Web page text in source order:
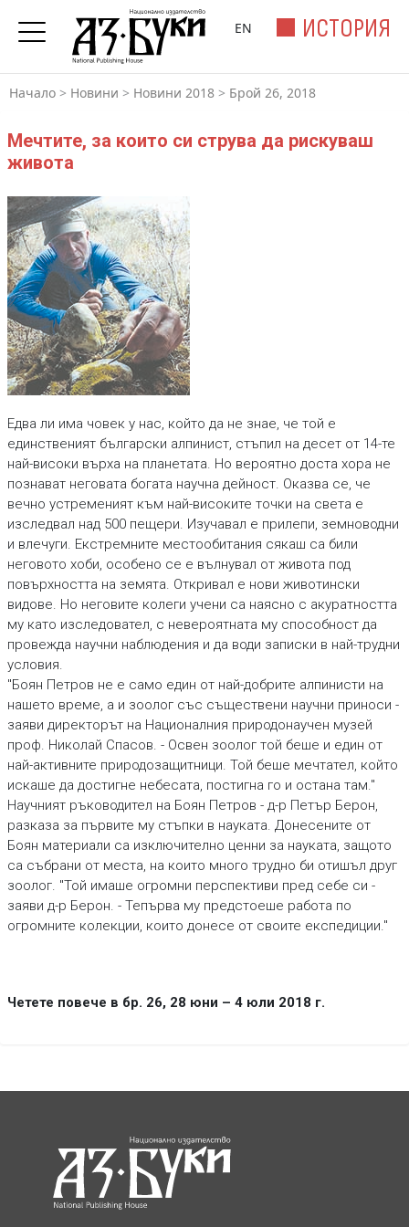
ИСТОРИЯ
EN
Начало > Новини > Новини 2018 > Брой 26, 2018
Мечтите, за които си струва да рискуваш
живота
Едва ли има човек у нас, който да не знае, че той е
единственият български алпинист, стъпил на десет от 14-те
най-високи върха на планетата. Но вероятно доста хора не
познават неговата богата научна дейност. Оказва се, че
вечно устременият към най-високите точки на света е
изследвал над 500 пещери. Изучавал е прилепи, земноводни
и влечуги. Екстремните местообитания сякаш са били
неговото хоби, особено се е вълнувал от живота под
повърхността на земята. Откривал е нови животински
видове. Но неговите колеги учени са наясно с акуратността
му като изследовател, с невероятната му способност да
провежда научни наблюдения и да води записки в най-трудни
условия.
"Боян Петров не е само един от най-добрите алпинисти на
нашето време, а и зоолог със съществени научни приноси -
заяви директорът на Националния природонаучен музей
проф. Николай Спасов. - Освен зоолог той беше и един от
най-активните природозащитници. Той беше мечтател, който
искаше да достигне небесата, постигна го и остана там."
Научният ръководител на Боян Петров - д-р Петър Берон,
разказа за първите му стъпки в науката. Донесените от
Боян материали са изключително ценни за науката, защото
са събрани от места, на които много трудно би отишъл друг
зоолог. "Той имаше огромни перспективи пред себе си -
заяви д-р Берон. - Тепърва му предстоеше работа по
огромните колекции, които донесе от своите експедиции."
Четете повече в бр. 26, 28 юни – 4 юли 2018 г.